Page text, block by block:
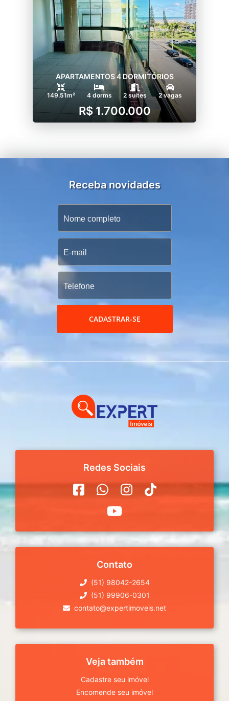
APARTAMENTOS 4 DORMITÓRIOS
149.51m² 4 dorms 2 suítes 2 vagas
R$ 1.700.000
Receba novidades
CADASTRAR-SE
Redes Sociais
Contato
(51) 98042-2654
(51) 99906-0301
contato@expertimoveis.net
Veja também
Cadastre seu imóvel
Encomende seu imóvel